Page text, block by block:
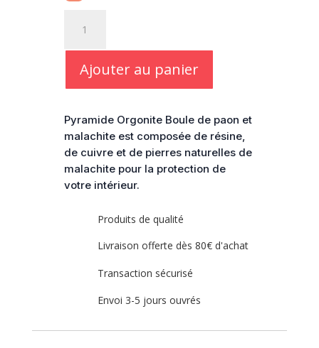
Pyramide
Orgonite
paon
et
malachite
Ajouter au panier
Pyramide Orgonite Boule de paon et
malachite est composée de résine,
de cuivre et de pierres naturelles de
malachite pour la protection de
votre intérieur.
Produits de qualité
Livraison offerte dès 80€ d'achat
Transaction sécurisé
Envoi 3-5 jours ouvrés